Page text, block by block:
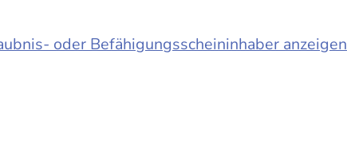
oder Befähigungsscheininhaber anzeigen